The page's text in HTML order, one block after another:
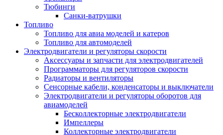
Тюбинги
Санки-ватрушки
Топливо
Топливо для авиа моделей и катеров
Топливо для автомоделей
Электродвигатели и регуляторы скорости
Аксессуары и запчасти для электродвигателей
Программаторы для регуляторов скорости
Радиаторы и вентиляторы
Сенсорные кабели, конденсаторы и выключатели
Электродвигатели и регуляторы оборотов для
авиамоделей
Бесколлекторные электродвигатели
Импеллеры
Коллекторные электродвигатели